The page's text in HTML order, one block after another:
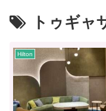
トゥギャ
Hilton